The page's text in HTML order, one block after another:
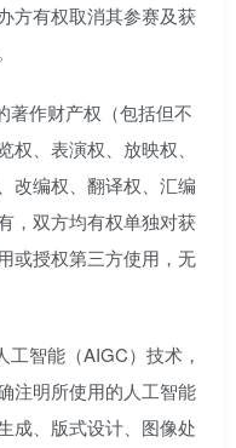
方有权取消其参赛及获
著作财产权（包括但不
、表演权、放映权、
改编权、翻译权、汇编
，双方均有权单独对获
或授权第三方使用，无
智能（AIGC）技术，
注明所使用的人工智能
成、版式设计、图像处